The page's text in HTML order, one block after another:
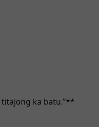
ka batu.”**